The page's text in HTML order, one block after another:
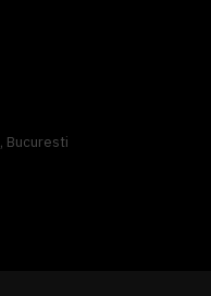
Bucuresti